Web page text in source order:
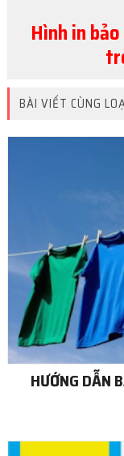
Hình in
BÀI VIẾT CÙNG
HƯỚNG DẪN